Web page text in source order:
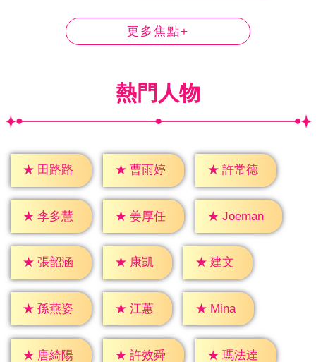
更多焦點+
熱門人物
★ 田路路 ★ 曹雨婷 ★ 許常德
★ 李多慧 ★ 姜厚任 ★ Joeman
★ 張韶涵 ★ 康凱 ★ 建文
★ 孫燕姿 ★ 江蕙 ★ Mina
★ 唐綺陽 ★ 許效舜 ★ 瑪法達